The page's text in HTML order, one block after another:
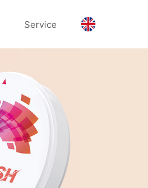
Service